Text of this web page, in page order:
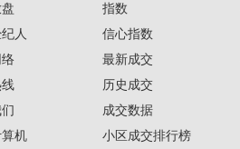
人
机
指数
信心指数
最新成交
历史成交
成交数据
小区成交排行榜